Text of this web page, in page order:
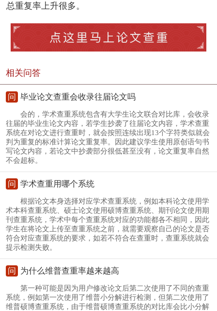
总重复率上升很多。
相关问答
问 毕业论文查重会收录往届论文吗
会的，学术查重系统包含有大学生论文联合对比库，会收录
往届的毕业生论文内容，若学生抄袭了往届论文内容，学术查重
系统在对论文进行查重时，就会按照连续出现13个字符类似就会
判为重复的标准计算论文重复率。因此建议学生使用原创语句书
写论文内容，若论文中抄袭部分很低甚至没有，论文重复率自然
不会超标。
问 学术查重用哪个系统
根据论文本身选择对应学术查重系统，例如本科论文使用学
术本科查重系统、硕士论文使用硕博查重系统、期刊论文使用期
刊查重系统，学术中每个查重系统对应的功能都各不相同，因此
学生在将论文上传至查重系统之前，就需要观察自己的论文是否
符合对应查重系统的要求，如若不符合在查重时，查重系统就会
提示检测失败。
问 为什么维普查重率越来越高
第一种可能是因为用户修改论文后第二次使用了不同的查重
系统，例如第一次使用了维普小分解进行检测，但第二次使用了
维普硕博查重系统，由于维普硕博查重系统的对比库会比小分解